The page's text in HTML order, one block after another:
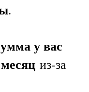
.
у вас
из-за